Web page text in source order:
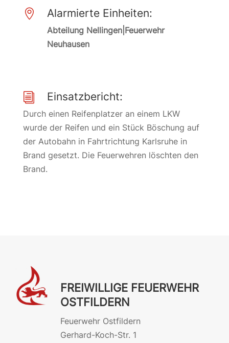
 Alarmierte Einheiten:
Abteilung Nellingen|Feuerwehr
Neuhausen
i Einsatzbericht:
Durch einen Reifenplatzer an einem LKW
wurde der Reifen und ein Stück Böschung auf
der Autobahn in Fahrtrichtung Karlsruhe in
Brand gesetzt. Die Feuerwehren löschten den
Brand.
FREIWILLIGE FEUERWEHR
OSTFILDERN
Feuerwehr Ostfildern
Gerhard-Koch-Str. 1